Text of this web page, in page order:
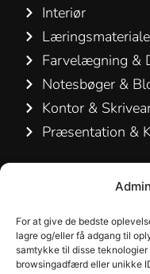
For at give de bedste
lagre og/eller få adgang til
samtykke til disse
browsingadfærd eller unikke
Interiør
Farvelægning &
Notesbøger &
Kontor &
Præsentation &
Hirsemarken 5, st.
3520 Farum